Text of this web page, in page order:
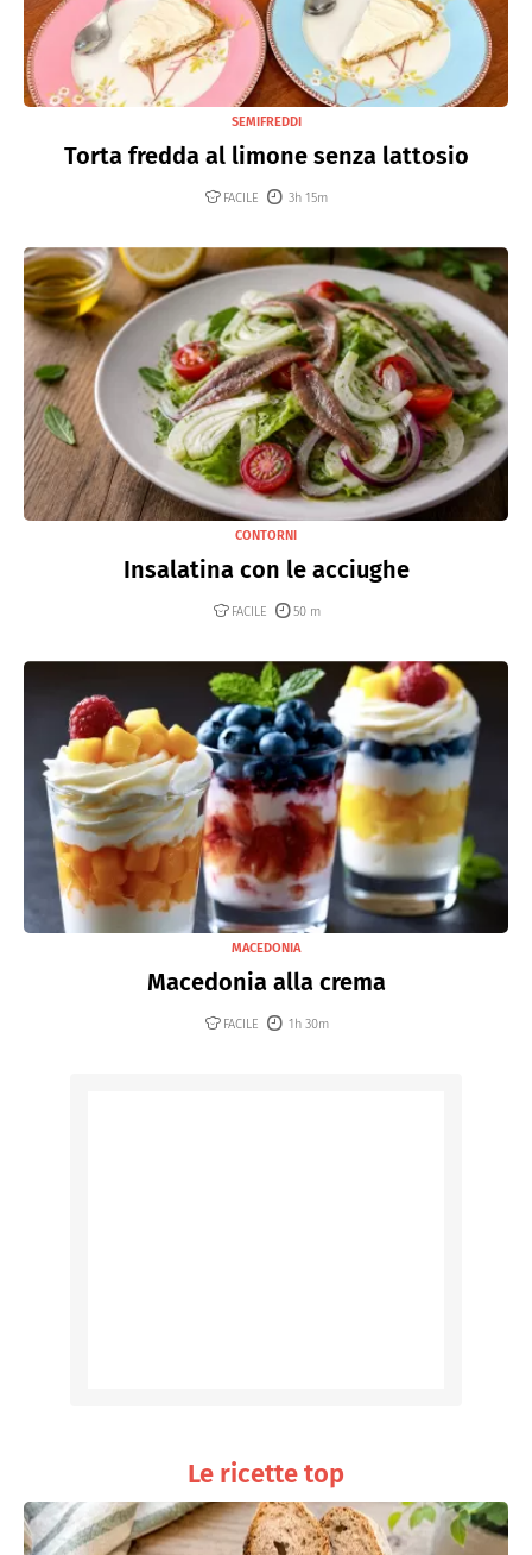
SEMIFREDDI
Torta fredda al limone senza lattosio
FACILE 3h 15m
CONTORNI
Insalatina con le acciughe
FACILE 50 m
MACEDONIA
Macedonia alla crema
FACILE 1h 30m
Le ricette top